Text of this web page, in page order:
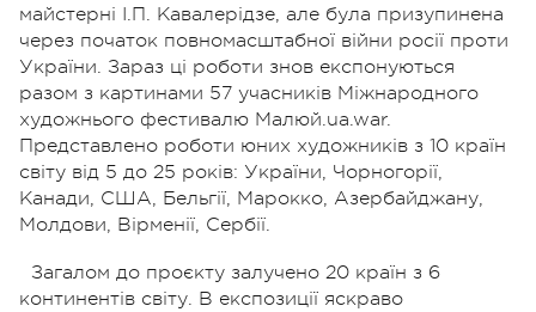
майстерні І.П. Кавалерідзе, але була призупинена
через початок повномасштабної війни росії проти
України. Зараз ці роботи знов експонуються
разом з картинами 57 учасників Міжнародного
художнього фестивалю Малюй.ua.war.
Представлено роботи юних художників з 10 країн
світу від 5 до 25 років: України, Чорногорії,
Канади, США, Бельгії, Марокко, Азербайджану,
Молдови, Вірменії, Сербії.
Загалом до проєкту залучено 20 країн з 6
континентів світу. В експозиції яскраво